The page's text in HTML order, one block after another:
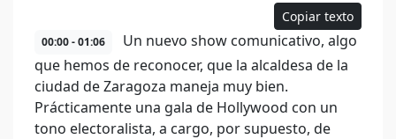
Copiar texto
00:00 - 01:06
Un nuevo show comunicativo, algo
que hemos de reconocer, que la alcaldesa de la
ciudad de Zaragoza maneja muy bien.
Prácticamente una gala de Hollywood con un
tono electoralista, a cargo, por supuesto, de